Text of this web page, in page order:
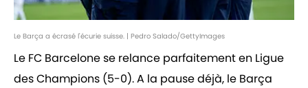
Le Barça a écrasé l'écurie suisse. | Pedro Salado/GettyImages
Le FC Barcelone se relance parfaitement en Ligue
des Champions (5-0). A la pause déjà, le Barça